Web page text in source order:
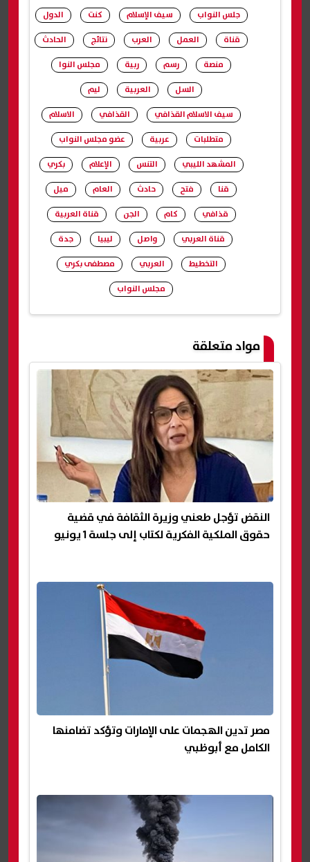
جلس النواب سيف الإسلام كنت
الدول
قناة
العمل العرب نتائج
الحادث
منصة
رسم ربية
مجلس النوا
السل
العربية
ليم
سيف الاسلام القذافي
القذافي
الاسلام
متطلبات
عربية
عضو مجلس النواب
المشهد الليبي
التنس الإعلام
بكري
قنا
فتح حادث العام
ميل
قذافي
كام الجن
قناة العربية
قناة العربي
واصل ليبيا
جدة
التخطيط
العربي
مصطفى بكري
مجلس النواب
مواد متعلقة
النقض تؤجل طعني وزيرة الثقافة في قضية
حقوق الملكية الفكرية لكتاب إلى جلسة 1 يونيو
مصر تدين الهجمات على الإمارات وتؤكد تضامنها
الكامل مع أبوظبي